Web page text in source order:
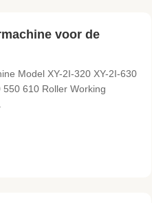
voor de
Model XY-2I-320 XY-2I-630
610 Roller Working